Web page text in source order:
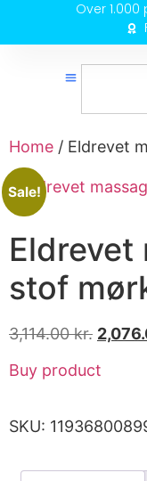
Over
Home / Eldrevet
Sale!
Eldrevet
stof
3,114.00kr.
Buy product
SKU: